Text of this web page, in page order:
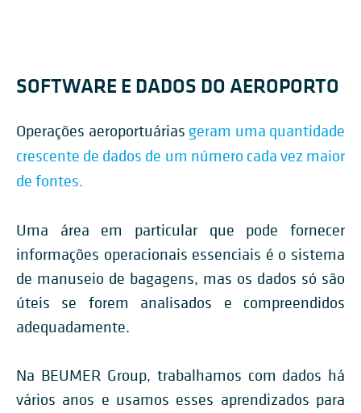
SOFTWARE E DADOS DO AEROPORTO
Operações aeroportuárias geram uma quantidade
crescente de dados de um número cada vez maior
de fontes.
Uma área em particular que pode fornecer
informações operacionais essenciais é o sistema
de manuseio de bagagens, mas os dados só são
úteis se forem analisados e compreendidos
adequadamente.
Na BEUMER Group, trabalhamos com dados há
vários anos e usamos esses aprendizados para